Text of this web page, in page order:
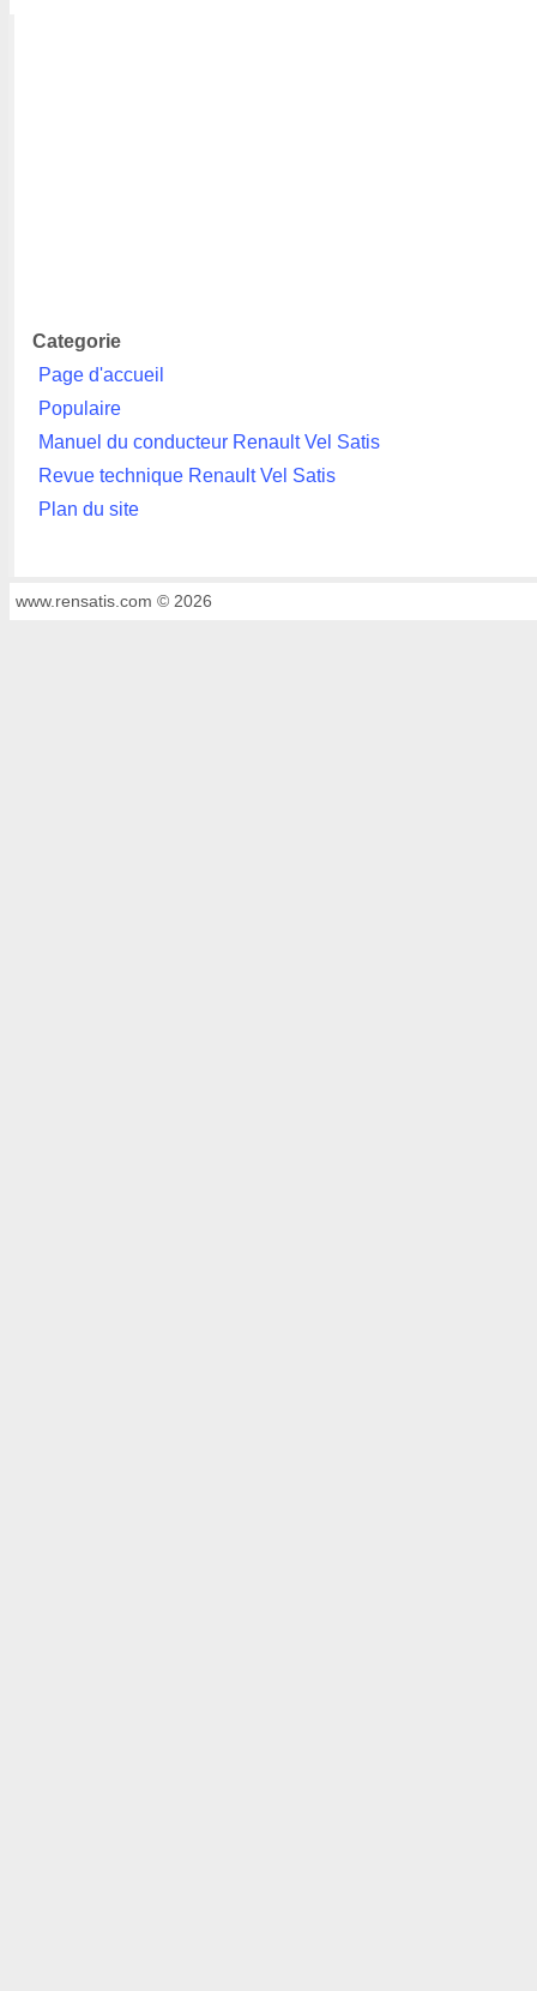
Categorie
Page d'accueil
Populaire
Manuel du conducteur Renault Vel Satis
Revue technique Renault Vel Satis
Plan du site
www.rensatis.com © 2026